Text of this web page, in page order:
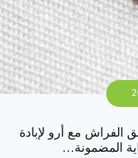
الفراش مع أرو لإبادة
المضمونة…